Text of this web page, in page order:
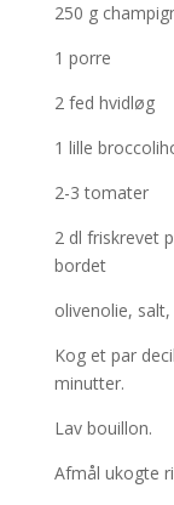
250 g
1 porre
2 fed hvidløg
1 lille
2-3 tomater
2 dl friskrevet
bordet
olivenolie,
Kog et par
minutter.
Lav bouillon.
Afmål ukogte